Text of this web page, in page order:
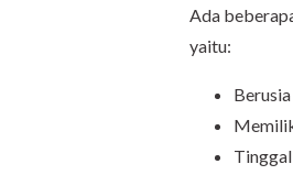
Ada
yaitu: